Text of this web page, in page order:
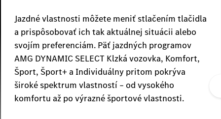
Jazdné vlastnosti môžete meniť stlačením tlačidla
a prispôsobovať ich tak aktuálnej situácii alebo
svojím preferenciám. Päť jazdných programov
AMG DYNAMIC SELECT Klzká vozovka, Komfort,
Šport, Šport+ a Individuálny pritom pokrýva
široké spektrum vlastností – od vysokého
komfortu až po výrazné športové vlastnosti.